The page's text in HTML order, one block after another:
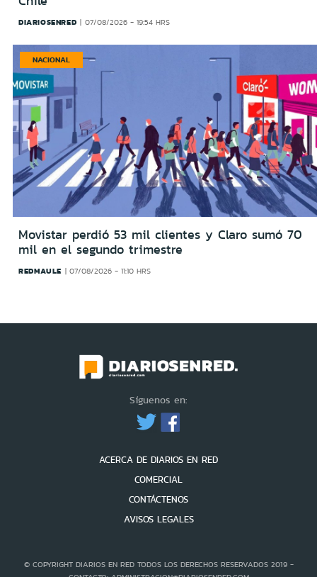
DIARIOSENRED 07/08/2026 - 19:54 HRS
NACIONAL
Movistar perdió 53 mil clientes y Claro sumó 70
mil en el segundo trimestre
REDMAULE 07/08/2026 - 11:10 HRS
Síguenos en:
ACERCA DE DIARIOS EN RED
COMERCIAL
CONTÁCTENOS
AVISOS LEGALES
© COPYRIGHT DIARIOS EN RED TODOS LOS DERECHOS RESERVADOS 2019 -